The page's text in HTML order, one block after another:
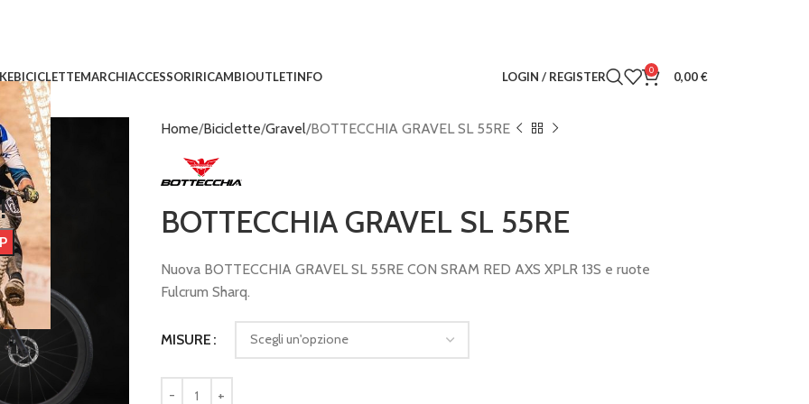
BICICLETTEMARCHIACCESSORIRICAMBIOUTLETINFO LOGIN / REGISTER 0 0,00€
Home Biciclette Gravel BOTTECCHIA GRAVEL SL 55RE
BOTTECCHIA GRAVEL SL 55RE
Nuova BOTTECCHIA GRAVEL SL 55RE CON SRAM RED AXS XPLR 13S e ruote
Fulcrum Sharq.
MISURE